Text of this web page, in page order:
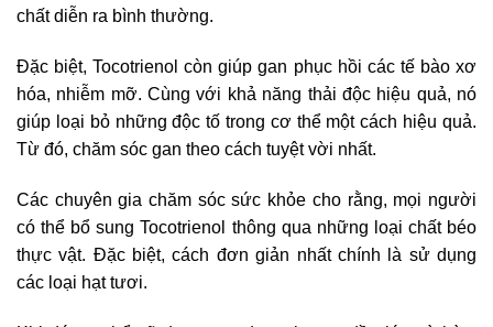
chất diễn ra bình thường.
Đặc biệt, Tocotrienol còn giúp gan phục hồi các tế bào xơ
hóa, nhiễm mỡ. Cùng với khả năng thải độc hiệu quả, nó
giúp loại bỏ những độc tố trong cơ thể một cách hiệu quả.
Từ đó, chăm sóc gan theo cách tuyệt vời nhất.
Các chuyên gia chăm sóc sức khỏe cho rằng, mọi người
có thể bổ sung Tocotrienol thông qua những loại chất béo
thực vật. Đặc biệt, cách đơn giản nhất chính là sử dụng
các loại hạt tươi.